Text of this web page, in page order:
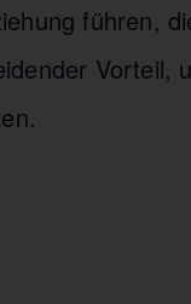
führen,
Vorteil,